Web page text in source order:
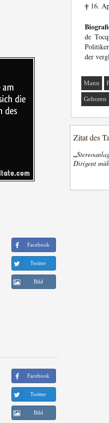
Facebook
Twitter
Bild
Facebook
Twitter
Bild
† 16.
de
der
Mann
Geboren
Zitat des
„
Dirigent